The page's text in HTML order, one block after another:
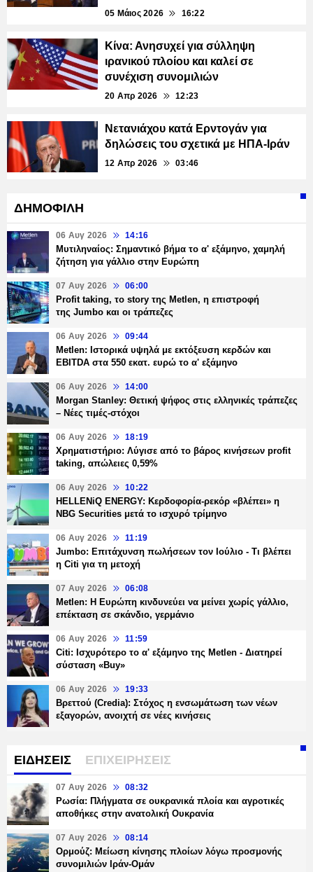
05 Μάιος 2026 16:22
Κίνα: Ανησυχεί για σύλληψη
ιρανικού πλοίου και καλεί σε
συνέχιση συνομιλιών
20 Απρ 2026 12:23
Νετανιάχου κατά Ερντογάν για
δηλώσεις του σχετικά με ΗΠΑ-Ιράν
12 Απρ 2026 03:46
ΔΗΜΟΦΙΛΗ
06 Αυγ 2026 14:16
Μυτιληναίος: Σημαντικό βήμα το α' εξάμηνο, χαμηλή
ζήτηση για γάλλιο στην Ευρώπη
07 Αυγ 2026 06:00
Profit taking, το story της Metlen, η επιστροφή
της Jumbo και οι τράπεζες
06 Αυγ 2026 09:44
Metlen: Ιστορικά υψηλά με εκτόξευση κερδών και
EBITDA στα 550 εκατ. ευρώ το α' εξάμηνο
06 Αυγ 2026 14:00
Morgan Stanley: Θετική ψήφος στις ελληνικές τράπεζες
– Νέες τιμές-στόχοι
06 Αυγ 2026 18:19
Χρηματιστήριο: Λύγισε από το βάρος κινήσεων profit
taking, απώλειες 0,59%
06 Αυγ 2026 10:22
HELLENiQ ENERGY: Κερδοφορία-ρεκόρ «βλέπει» η
NBG Securities μετά το ισχυρό τρίμηνο
06 Αυγ 2026 11:19
Jumbo: Επιτάχυνση πωλήσεων τον Ιούλιο - Τι βλέπει
η Citi για τη μετοχή
07 Αυγ 2026 06:08
Metlen: Η Ευρώπη κινδυνεύει να μείνει χωρίς γάλλιο,
επέκταση σε σκάνδιο, γερμάνιο
06 Αυγ 2026 11:59
Citi: Ισχυρότερο το α' εξάμηνο της Metlen - Διατηρεί
σύσταση «Buy»
06 Αυγ 2026 19:33
Βρεττού (Credia): Στόχος η ενσωμάτωση των νέων
εξαγορών, ανοιχτή σε νέες κινήσεις
ΕΙΔΗΣΕΙΣ ΕΠΙΧΕΙΡΗΣΕΙΣ
07 Αυγ 2026 08:32
Ρωσία: Πλήγματα σε ουκρανικά πλοία και αγροτικές
αποθήκες στην ανατολική Ουκρανία
07 Αυγ 2026 08:14
Ορμούζ: Μείωση κίνησης πλοίων λόγω προσμονής
συνομιλιών Ιράν-Ομάν